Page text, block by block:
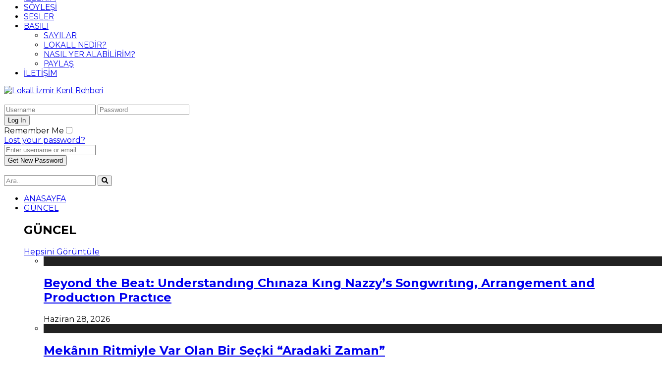
SÖYLEŞİ
SESLER
BASILI
SAYILAR
LOKALL NEDİR?
NASIL YER ALABİLİRİM?
PAYLAŞ
İLETİŞİM
Remember Me
Lost your password?
ANASAYFA
GÜNCEL
GÜNCEL
Hepsini Görüntüle
Beyond the Beat: Understandıng Chınaza Kıng Nazzy’s Songwrıtıng, Arrangement and
Productıon Practıce
Haziran 28, 2026
Mekânın Ritmiyle Var Olan Bir Seçki “Aradaki Zaman”